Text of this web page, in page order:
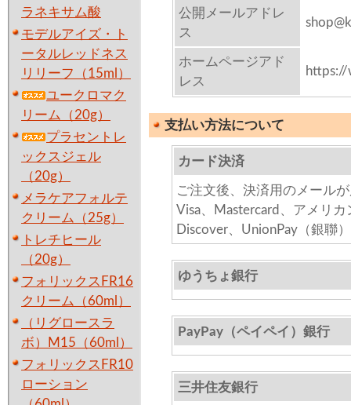
ラネキサム酸
モデルアイズ・ト
ータルレッドネス
リリーフ（15ml）
ユークロマク
リーム（20g）
プラセントレ
ックスジェル
（20g）
メラケアフォルテ
クリーム（25g）
トレチヒール
（20g）
フォリックスFR16
クリーム（60ml）
（リグロースラ
ボ）M15（60ml）
フォリックスFR10
ローション
公開メールアドレ
ス
ホームページアド
レス
https://
支払い方法について
カード決済
ご注文後、決済用のメール
Visa、Mastercard、アメリ
Discover、UnionPay（銀聯）
ゆうちょ銀行
PayPay（ペイペイ）銀行
三井住友銀行